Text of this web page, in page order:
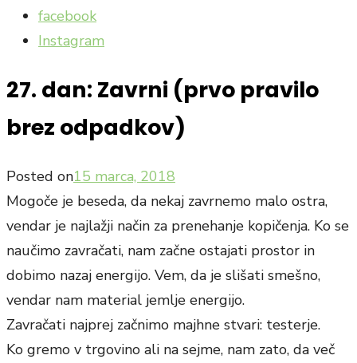
facebook
Instagram
27. dan: Zavrni (prvo pravilo
brez odpadkov)
Posted on15 marca, 2018
Mogoče je beseda, da nekaj zavrnemo malo ostra,
vendar je najlažji način za prenehanje kopičenja. Ko se
naučimo zavračati, nam začne ostajati prostor in
dobimo nazaj energijo. Vem, da je slišati smešno,
vendar nam material jemlje energijo.
Zavračati najprej začnimo majhne stvari: testerje.
Ko gremo v trgovino ali na sejme, nam zato, da več